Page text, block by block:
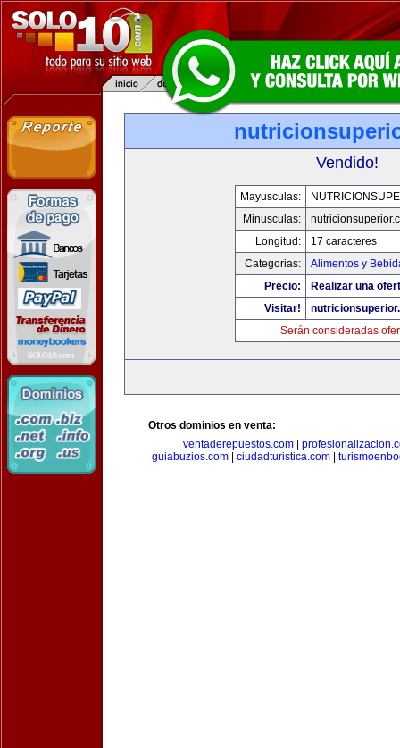
Vendido!
Mayusculas:
Minusculas:
Longitud:
17 caracteres
Categorias:
Alimentos y
Precio:
Realizar una
Visitar!
Serán consideradas
Otros dominios en venta:
ventaderepuestos.com
guiabuzios.com| ciudadturistica.com|